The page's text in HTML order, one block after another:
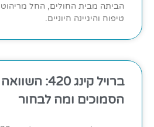
הביתה מבית החולים, החל מריהוט
טיפוח והיגיינה חיוניים.
ברויל קינג
הסמוכים ומה לבחור